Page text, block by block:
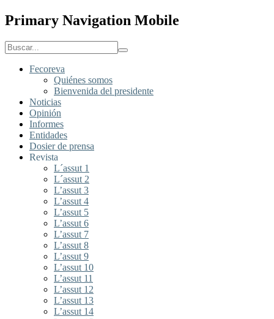
Primary Navigation Mobile
Fecoreva
Quiénes somos
Bienvenida del presidente
Noticias
Opinión
Informes
Entidades
Dosier de prensa
Revista
L´assut 1
L´assut 2
L’assut 3
L’assut 4
L’assut 5
L’assut 6
L’assut 7
L’assut 8
L’assut 9
L’assut 10
L’assut 11
L’assut 12
L’assut 13
L’assut 14